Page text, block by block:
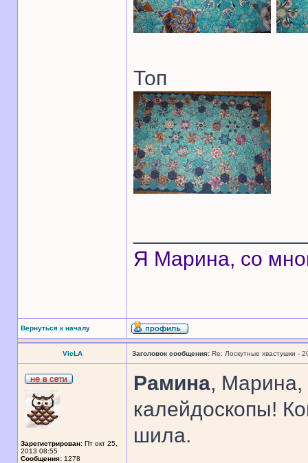
Топ
Я Марина, со
Вернуться к началу
VicLA Заголовок сообщения: Re: Лоскутные хвастушки -
Зарегистрирован: Пт окт 25,
2013 08:55
Сообщения: 1278
Рамина, Марина,
калейдоскопы!
шила.